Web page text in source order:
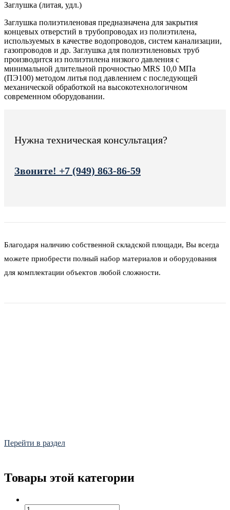
Заглушка (литая, удл.)
Заглушка полиэтиленовая предназначена для закрытия
концевых отверстий в трубопроводах из полиэтилена,
используемых в качестве водопроводов, систем канализации,
газопроводов и др. Заглушка для полиэтиленовых труб
производится из полиэтилена низкого давления с
минимальной длительной прочностью MRS 10,0 МПа
(ПЭ100) методом литья под давлением с последующей
механической обработкой на высокотехнологичном
современном оборудовании.
Нужна техническая консультация?
Звоните! +7 (949) 863-86-59
Благодаря наличию собственной складской площади, Вы всегда
можете приобрести полный набор материалов и оборудования
для комплектации объектов любой сложности.
Перейти в раздел
Товары этой категории